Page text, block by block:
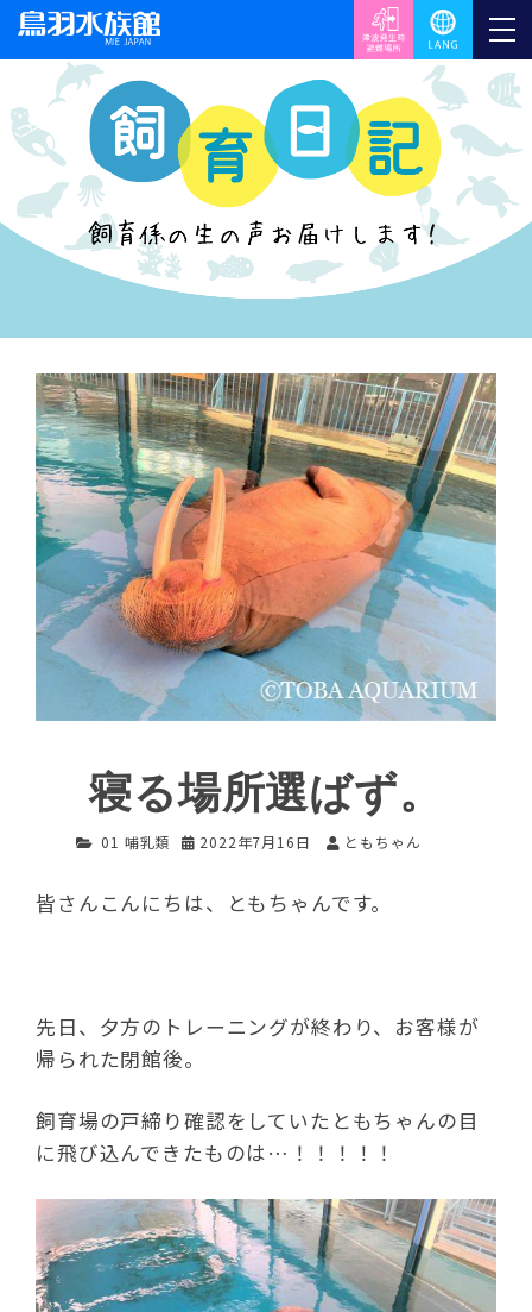
寝る場所選ばず。
01 哺乳類 2022年7月16日 ともちゃん
皆さんこんにちは、ともちゃんです。
先日、夕方のトレーニングが終わり、お客様が
帰られた閉館後。
飼育場の戸締り確認をしていたともちゃんの目
に飛び込んできたものは…！！！！！